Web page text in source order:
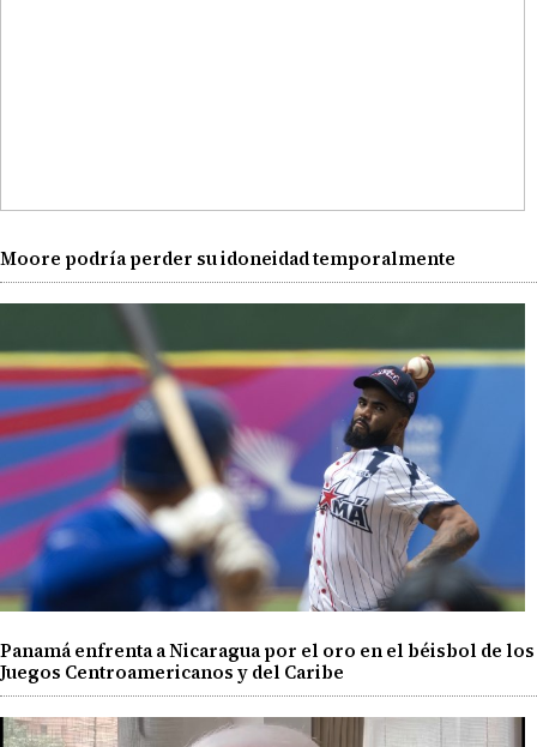
Moore podría perder su idoneidad temporalmente
Panamá enfrenta a Nicaragua por el oro en el béisbol de los
Juegos Centroamericanos y del Caribe